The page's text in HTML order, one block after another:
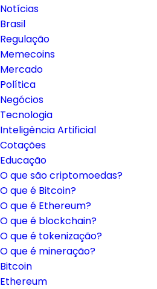
Notícias
Brasil
Regulação
Memecoins
Mercado
Política
Negócios
Tecnologia
Inteligência Artificial
Cotações
Educação
O que são criptomoedas?
O que é Bitcoin?
O que é Ethereum?
O que é blockchain?
O que é tokenização?
O que é mineração?
Bitcoin
Ethereum